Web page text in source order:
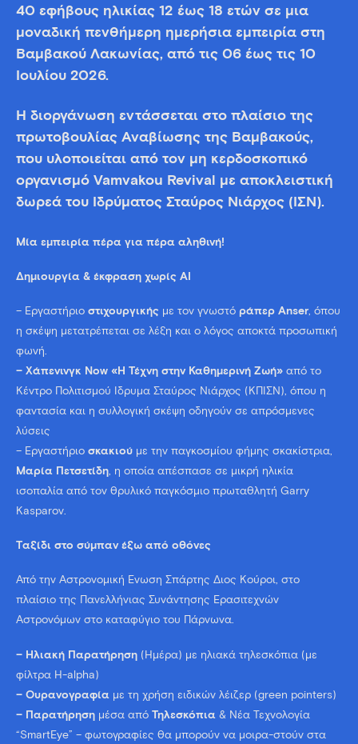
40 εφήβους ηλικίας 12 έως 18 ετών σε μια
μοναδική πενθήμερη ημερήσια εμπειρία στη
Βαμβακού Λακωνίας, από τις 06 έως τις 10
Ιουλίου 2026.
Η διοργάνωση εντάσσεται στο πλαίσιο της
πρωτοβουλίας Αναβίωσης της Βαμβακούς,
που υλοποιείται από τον μη κερδοσκοπικό
οργανισμό Vamvakou Revival με αποκλειστική
δωρεά του Ιδρύματος Σταύρος Νιάρχος (ΙΣΝ).
Μία εμπειρία πέρα για πέρα αληθινή!
Δημιουργία & έκφραση χωρίς ΑΙ
– Eργαστήριο στιχουργικής με τον γνωστό ράπερ Anser, όπου
η σκέψη μετατρέπεται σε λέξη και ο λόγος αποκτά προσωπική
φωνή.
– Χάπενινγκ Now «Η Τέχνη στην Καθημερινή Ζωή» από το
Κέντρο Πολιτισμού Ίδρυμα Σταύρος Νιάρχος (KΠΙΣΝ), όπου η
φαντασία και η συλλογική σκέψη οδηγούν σε απρόσμενες
λύσεις
– Εργαστήριο σκακιού με την παγκοσμίου φήμης σκακίστρια,
Μαρία Πετσετίδη, η οποία απέσπασε σε μικρή ηλικία
ισοπαλία από τον θρυλικό παγκόσμιο πρωταθλητή Garry
Kasparov.
Tαξίδι στο σύμπαν έξω από οθόνες
Από την Αστρονομική Ένωση Σπάρτης Διος Κούροι, στο
πλαίσιο της Πανελλήνιας Συνάντησης Ερασιτεχνών
Αστρονόμων στο καταφύγιο του Πάρνωνα.
– Ηλιακή Παρατήρηση (Ημέρα) με ηλιακά τηλεσκόπια (με
φίλτρα H-alpha)
– Ουρανογραφία με τη χρήση ειδικών λέιζερ (green pointers)
– Παρατήρηση μέσα από Τηλεσκόπια & Νέα Τεχνολογία
“SmartEye” – φωτογραφίες θα μπορούν να μοιρα-στούν στα